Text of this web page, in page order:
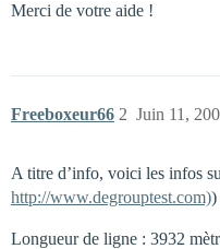
Merci de votre aide !
Freeboxeur66 Juin 11,
2
A titre d’info, voici les infos
http://www.degrouptest.com))
Longueur de ligne : 3932